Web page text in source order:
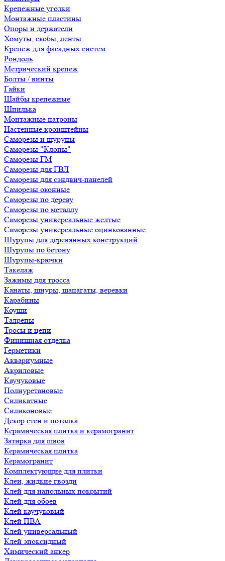
Крепежные уголки
Монтажные пластины
Опоры и держатели
Хомуты, скобы, ленты
Крепеж для фасадных систем
Рондоль
Метрический крепеж
Болты / винты
Гайки
Шайбы крепежные
Шпилька
Монтажные патроны
Настенные кронштейны
Саморезы и шурупы
Саморезы "Клопы"
Саморезы ГМ
Саморезы для ГВЛ
Саморезы для сэндвич-панелей
Саморезы оконные
Саморезы по дереву
Саморезы по металлу
Саморезы универсальные желтые
Саморезы универсальные оцинкованные
Шурупы для деревянных конструкций
Шурупы по бетону
Шурупы-крючки
Такелаж
Зажимы для тросса
Канаты, шнуры, шапагаты, веревки
Карабины
Коуши
Талрепы
Тросы и цепи
Финишная отделка
Герметики
Аквариумные
Акриловые
Каучуковые
Полиуретановые
Силикатные
Силиконовые
Декор стен и потолка
Керамическая плитка и керамогранит
Затирка для швов
Керамическая плитка
Керамогранит
Комплектующие для плитки
Клеи, жидкие гвозди
Клей для напольных покрытий
Клей для обоев
Клей каучуковый
Клей ПВА
Клей универсальный
Клей эпоксидный
Химический анкер